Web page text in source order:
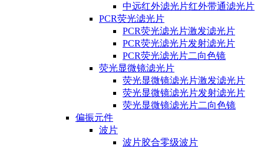
中远红外滤光片红外带通滤光片
PCR荧光滤光片
PCR荧光滤光片激发滤光片
PCR荧光滤光片发射滤光片
PCR荧光滤光片二向色镜
荧光显微镜滤光片
荧光显微镜滤光片激发滤光片
荧光显微镜滤光片发射滤光片
荧光显微镜滤光片二向色镜
偏振元件
波片
波片胶合零级波片